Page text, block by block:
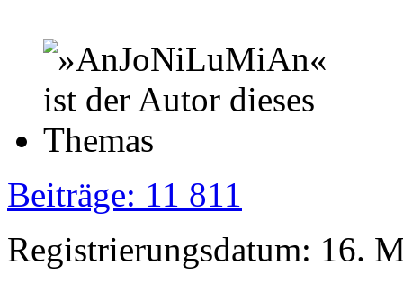
Beiträge: 11 811
Registrierungsdatum: 16.